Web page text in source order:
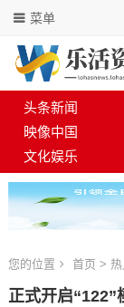
菜单
头条新闻
映像中国
文化娱乐
您的位置 首页 >
正式开启“122”